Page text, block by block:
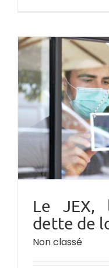
Le
dette de
Non classé